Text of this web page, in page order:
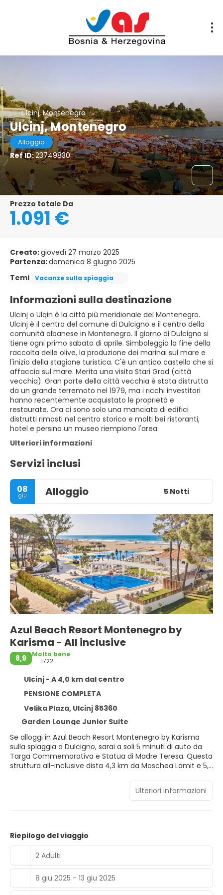
Ulcinj, Montenegro
Ulcinj, Montenegro
Alloggio
Ref ID:23749830
Prezzo totale Da
1.091 €
Creato:giovedì 27 marzo 2025
Partenza:domenica 8 giugno 2025
Temi
Vacanze sulla spiaggia
Informazioni sulla destinazione
Ulcinj o Ulqin è la città più meridionale del Montenegro.
Ulcinj è il centro del comune di Dulcigno e il centro della
comunità albanese in Montenegro. Il giorno di Dulcigno si
tiene ogni primo sabato di aprile. Simboleggia la fine della
raccolta delle olive, la produzione dei marinai sul mare e
l'inizio della stagione turistica. C'è un antico castello che si
affaccia sul mare. Merita una visita Stari Grad (città
vecchia). Gran parte della città vecchia è stata distrutta
da un grande terremoto nel 1979, ma i ricchi investitori
hanno recentemente acquistato le proprietà e
restaurate. Ora ci sono solo una manciata di edifici
distrutti rimasti nel centro storico e molti bei ristoranti,
hotel e persino un museo riempiono l'area.
Ulteriori informazioni
Servizi inclusi
08
giu Alloggio 5 Notti
Azul Beach Resort Montenegro by
Karisma - All inclusive
8,9
Molto bene
1722
Ulcinj - A 4,0 km dal centro
PENSIONE COMPLETA
Velika Plaza, Ulcinj 85360
Garden Lounge Junior Suite
Se alloggi in Azul Beach Resort Montenegro by Karisma
sulla spiaggia a Dulcigno, sarai a soli 5 minuti di auto da
Targa Commemorativa e Statua di Madre Teresa. Questa
struttura all-inclusive dista 4,3 km da Moschea Lamit e 5,1
Rilassati in una delle 7 piscine all'aperto e scegli tra i servizi
ricreativi disponibili, che includono campi da tennis
all'aperto e un karaoke. Questa struttura propone, inoltre,
TV nelle aree comuni.
Soggiorna in una delle 479 camere della struttura,
complete di TV a schermo piatto. Le camere sono dotate
di balcone o patio. Il Wi-Fi gratuito ti consente di restare in
contatto con il mondo, mentre la TV con canali via cavo
è l'ideale per concedersi un po' di svago. Il bagno in
Ulteriori informazioni
Riepilogo del viaggio
2 Adulti
8 giu 2025 - 13 giu 2025